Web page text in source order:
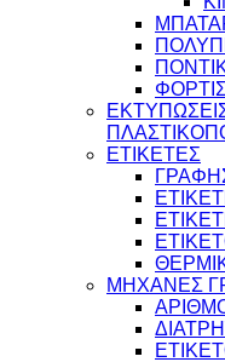
ΕΤΙΚΕΤΕΣ
ΜΗΧΑΝΕΣ